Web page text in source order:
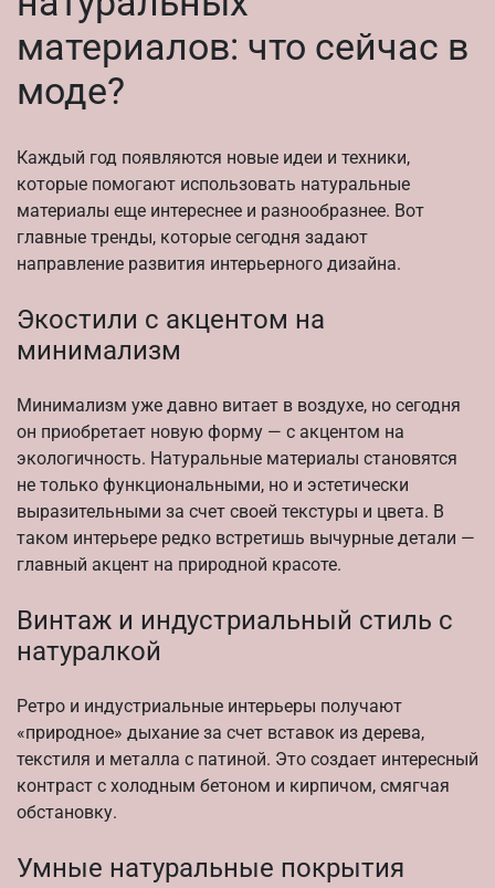
материалов: что сейчас в
моде?
Каждый год появляются новые идеи и техники,
которые помогают использовать натуральные
материалы еще интереснее и разнообразнее. Вот
главные тренды, которые сегодня задают
направление развития интерьерного дизайна.
Экостили с акцентом на
минимализм
Минимализм уже давно витает в воздухе, но сегодня
он приобретает новую форму — с акцентом на
экологичность. Натуральные материалы становятся
не только функциональными, но и эстетически
выразительными за счет своей текстуры и цвета. В
таком интерьере редко встретишь вычурные детали —
главный акцент на природной красоте.
Винтаж и индустриальный стиль с
натуралкой
Ретро и индустриальные интерьеры получают
«природное» дыхание за счет вставок из дерева,
текстиля и металла с патиной. Это создает интересный
контраст с холодным бетоном и кирпичом, смягчая
обстановку.
Умные натуральные покрытия